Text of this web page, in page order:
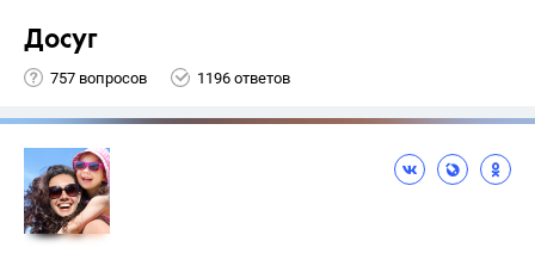
Досуг
757 вопросов 1196 ответов